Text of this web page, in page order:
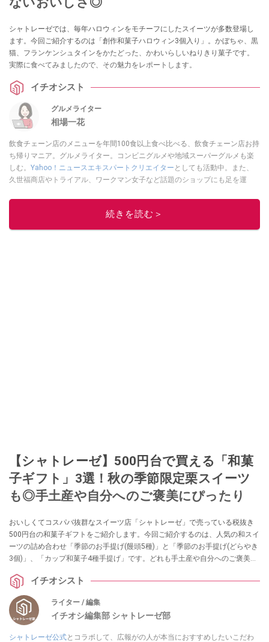
シャトレーゼでは、毎年ハロウィンをモチーフにしたスイーツが多数登場し
ます。今回ご紹介するのは「創作和菓子ハロウィン3個入り」。かぼちゃ、黒
猫、フランケンシュタインをかたどった、かわいらしいねりきり菓子です。
実際に食べてみましたので、その魅力をレポートします。
イチオシスト
グルメライター
相場一花
飲食チェーン店のメニューを年間100食以上食べ比べる、飲食チェーン店お持
ち帰りマニア。グルメライター。コンビニグルメや地域スーパーグルメも楽
しむ。 Yahoo！ニュースエキスパートクリエイター としても活動中。また、
久世福商店やトライアル、ワークマン女子など話題のショップにも足を運
「週刊プレイボーイ」、宝島社「おいしい！ シャトレーゼBOOK」などでグ
ルメライター、食の専門家として出演実績あり。
続きを読む＞
【シャトレーゼ】500円台で買える「和菓
子ギフト」3選！秋の季節限定栗スイーツ
も◎手土産や自分へのご褒美にぴったり
おいしくてコスパバ抜群なスイーツ店「シャトレーゼ」で売っている税抜き
500円台の和菓子ギフトをご紹介します。今回ご紹介するのは、人気の和スイ
ーツの詰め合わせ「季節のお手提げ(饅頭5種)」と「季節のお手提げ(どらやき
3個)」、「カップ和菓子4種手提げ」です。どれも手土産や自分へのご褒美と
イチオシスト
ライター / 編集
イチオシ編集部 シャトレーゼ部
シャトレーゼ公式とコラボして、広報がの人が本当におすすめしたいこだわ